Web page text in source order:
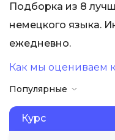
Подборка из 8
немецкого языка.
ежедневно.
Как мы оцениваем
Популярные
Курс
Разработка
Маркетинг
Дизайн
Аналитика